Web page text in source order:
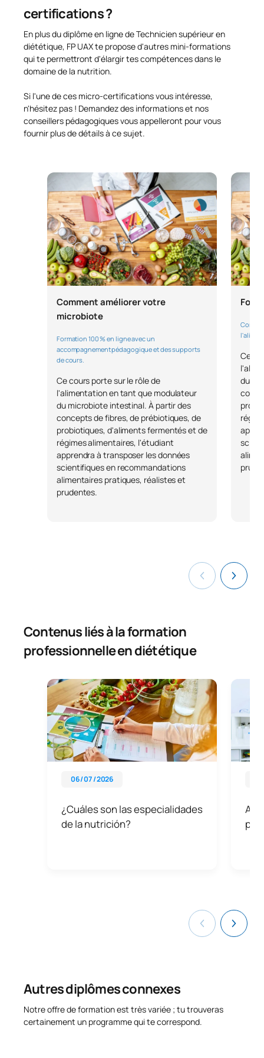
certifications ?
En plus du diplôme en ligne de Technicien supérieur en
diététique, FP UAX te propose d'autres mini-formations
qui te permettront d'élargir tes compétences dans le
domaine de la nutrition.
Si l'une de ces micro-certifications vous intéresse,
n'hésitez pas ! Demandez des informations et nos
conseillers pédagogiques vous appelleront pour vous
fournir plus de détails à ce sujet.
Comment améliorer votre
microbiote
Formation 100 % en ligne avec un
accompagnement pédagogique et des supports
de cours.
Ce cours porte sur le rôle de
l'alimentation en tant que modulateur
du microbiote intestinal. À partir des
concepts de fibres, de prébiotiques, de
probiotiques, d'aliments fermentés et de
régimes alimentaires, l'étudiant
apprendra à transposer les données
scientifiques en recommandations
alimentaires pratiques, réalistes et
prudentes.
Ce
du
Contenus liés à la formation
professionnelle en diététique
06 / 07 / 2026
¿Cuáles son las especialidades
de la nutrición?
Autres diplômes connexes
Notre offre de formation est très variée ; tu trouveras
certainement un programme qui te correspond.